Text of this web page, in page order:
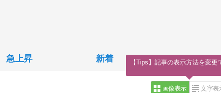
急上昇 新着
画像表示 文字表
【Tips】記事の表示方法を変更